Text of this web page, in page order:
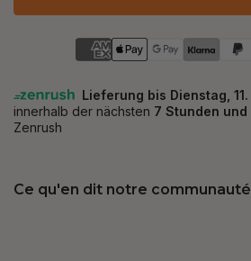
Ce qu'en dit notre communauté